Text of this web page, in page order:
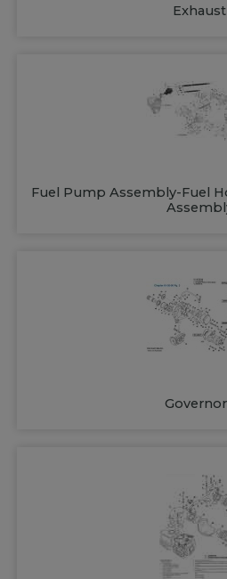
Exhaust
Fuel Pump Assembly-Fuel